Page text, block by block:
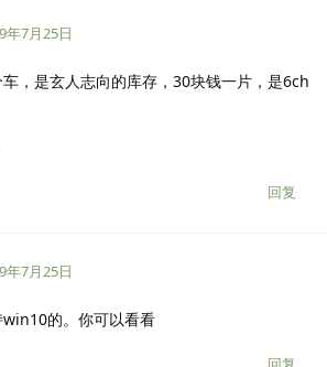
年7月25日
，是玄人志向的库存，30块钱一片，是6ch
回复
年7月25日
的。你可以看看